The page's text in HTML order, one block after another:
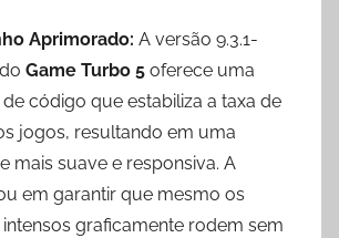
Aprimorado: A versão 9.3.1-
Game Turbo 5 oferece uma
código que estabiliza a taxa de
jogos, resultando em uma
mais suave e responsiva. A
em garantir que mesmo os
graficamente rodem sem